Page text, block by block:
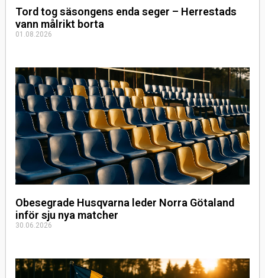
Tord tog säsongens enda seger – Herrestads
vann målrikt borta
01.08.2026
Obesegrade Husqvarna leder Norra Götaland
inför sju nya matcher
30.06.2026